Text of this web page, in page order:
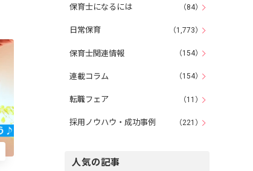
保育士になるには （84）
日常保育 （1,773）
保育士関連情報 （154）
連載コラム （154）
転職フェア （11）
採用ノウハウ・成功事例 （221）
人気の記事